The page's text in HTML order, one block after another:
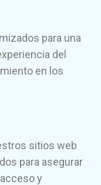
para una
del
en los
sitios web
para asegurar
y